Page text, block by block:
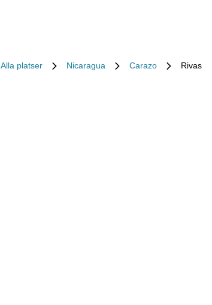
Alla platser Nicaragua Carazo Rivas